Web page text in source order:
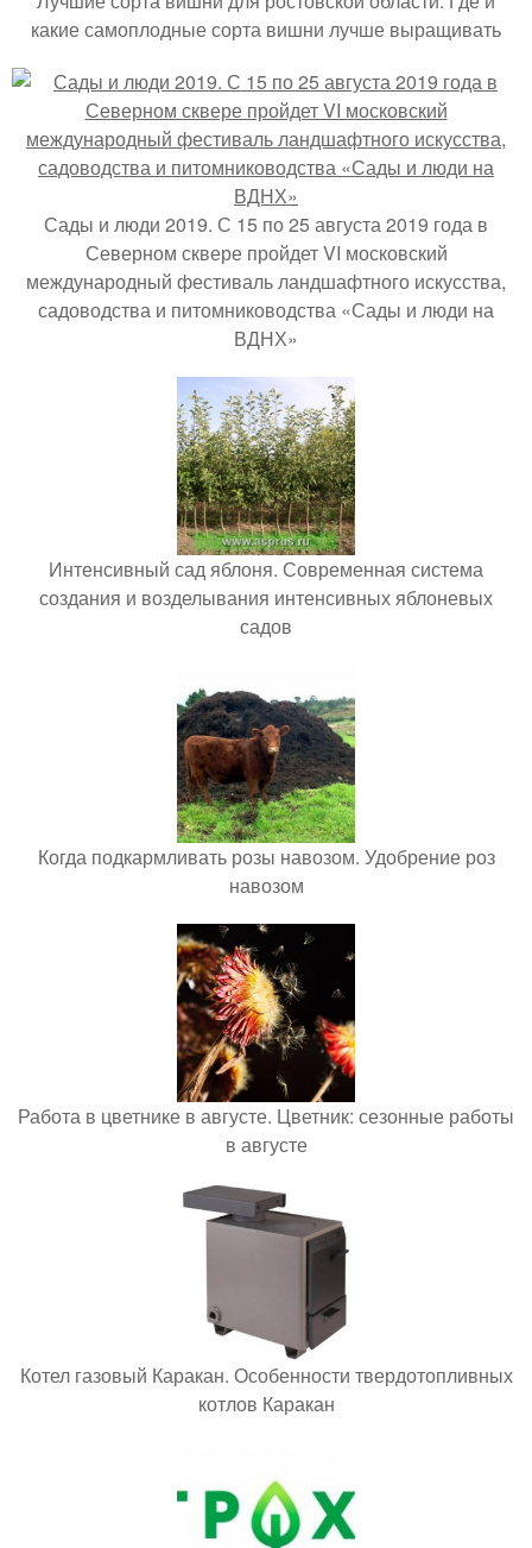
какие самоплодные сорта вишни лучше выращивать
Сады и люди 2019. С 15 по 25 августа 2019 года в
Северном сквере пройдет VI московский
международный фестиваль ландшафтного искусства,
садоводства и питомниководства «Сады и люди на
ВДНХ»
Интенсивный сад яблоня. Современная система
создания и возделывания интенсивных яблоневых
садов
Когда подкармливать розы навозом. Удобрение роз
навозом
Работа в цветнике в августе. Цветник: сезонные работы
в августе
Котел газовый Каракан. Особенности твердотопливных
котлов Каракан